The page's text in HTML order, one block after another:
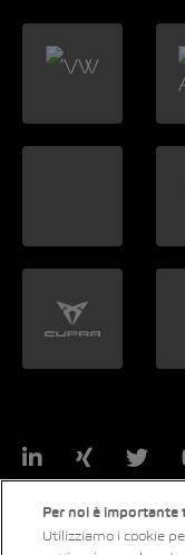
LinkedIn
Xing
Per noi è importante
Utilizziamo i cookie